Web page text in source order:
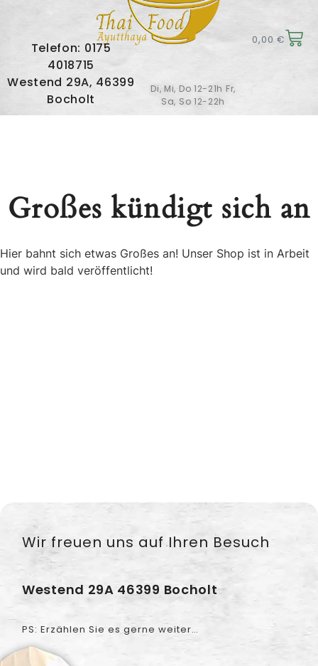
Telefon: 0175
4018715
Westend 29A, 46399
Bocholt
Di, Mi, Do 12-21h Fr,
Sa, So 12-22h
0,00 €
Großes kündigt sich an
Hier bahnt sich etwas Großes an! Unser Shop ist in Arbeit
und wird bald veröffentlicht!
Wir freuen uns auf Ihren Besuch
Westend 29A 46399 Bocholt
PS: Erzählen Sie es gerne weiter…